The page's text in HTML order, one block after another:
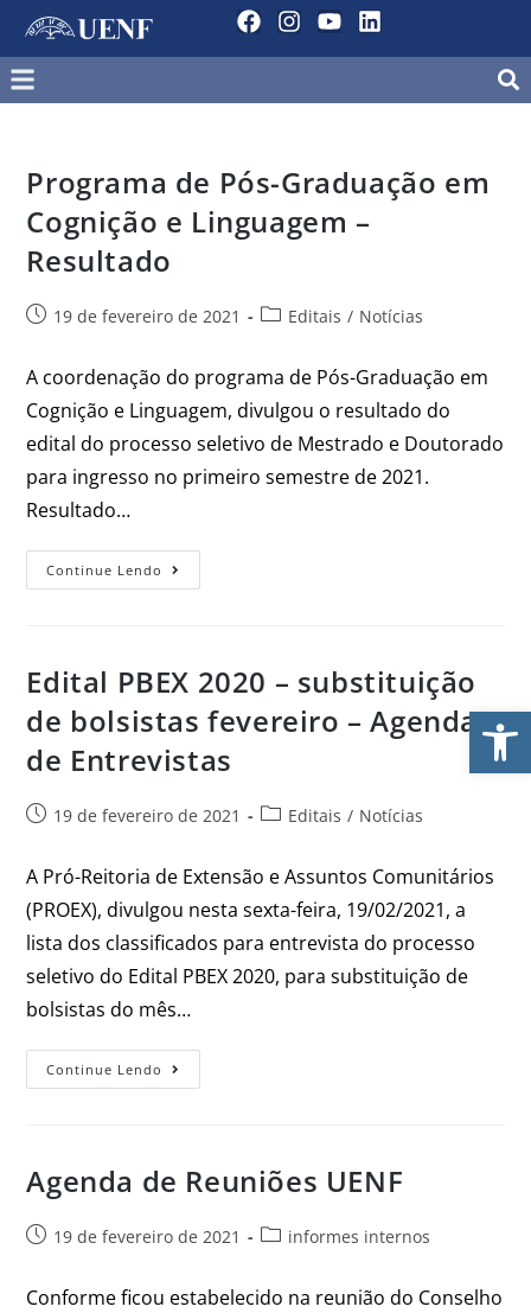
Programa de Pós-Graduação em
Cognição e Linguagem –
Resultado
19 de fevereiro de 2021 Editais / Notícias
A coordenação do programa de Pós-Graduação em
Cognição e Linguagem, divulgou o resultado do
edital do processo seletivo de Mestrado e Doutorado
para ingresso no primeiro semestre de 2021.
Resultado…
Continue Lendo
Edital PBEX 2020 – substituição
de bolsistas fevereiro – Agenda
de Entrevistas
19 de fevereiro de 2021 Editais / Notícias
A Pró-Reitoria de Extensão e Assuntos Comunitários
(PROEX), divulgou nesta sexta-feira, 19/02/2021, a
lista dos classificados para entrevista do processo
seletivo do Edital PBEX 2020, para substituição de
bolsistas do mês…
Continue Lendo
Agenda de Reuniões UENF
19 de fevereiro de 2021 informes internos
Conforme ficou estabelecido na reunião do Conselho